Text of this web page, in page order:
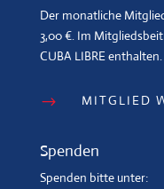
Der monatliche
3,00 €. Im
CUBA LIBRE enthalten.
$ MITGLIED
Spenden
Spenden bitte unter: